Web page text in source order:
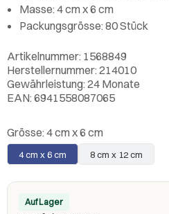
Masse: 4 cm x 6 cm
Packungsgrösse: 80 Stück
Artikelnummer: 1568849
Herstellernummer: 214010
Gewährleistung: 24 Monate
EAN: 6941558087065
Grösse: 4 cm x 6 cm
4 cm x 6 cm 8 cm x 12 cm
Auf Lager